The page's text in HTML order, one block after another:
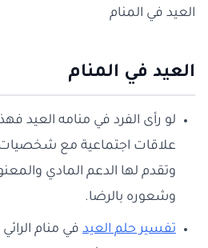
العيد في المنام
العيد في المنام
لو رأى الفرد في منامه العيد
علاقات اجتماعية مع شخصيات
وتقدم لها الدعم المادي
وشعوره بالرضا.
تفسير حلم العيد في منام